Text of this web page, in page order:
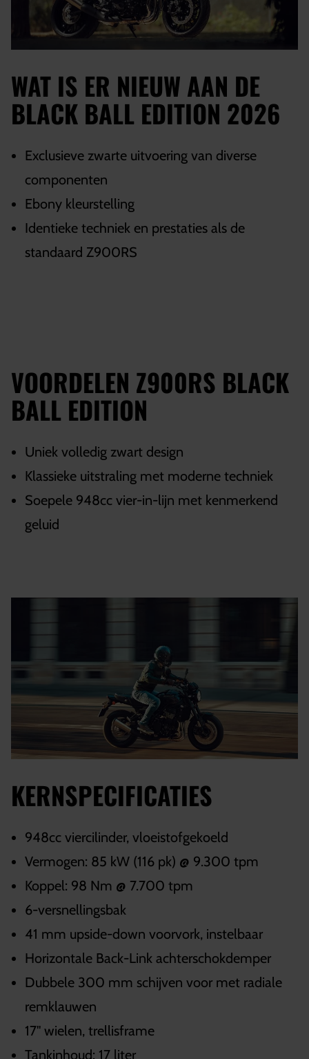
WAT IS ER NIEUW AAN DE
BLACK BALL EDITION 2026
Exclusieve zwarte uitvoering van diverse
componenten
Ebony kleurstelling
Identieke techniek en prestaties als de
standaard Z900RS
VOORDELEN Z900RS BLACK
BALL EDITION
Uniek volledig zwart design
Klassieke uitstraling met moderne techniek
Soepele 948cc vier-in-lijn met kenmerkend
geluid
KERNSPECIFICATIES
948cc viercilinder, vloeistofgekoeld
Vermogen: 85 kW (116 pk) @ 9.300 tpm
Koppel: 98 Nm @ 7.700 tpm
6-versnellingsbak
41 mm upside-down voorvork, instelbaar
Horizontale Back-Link achterschokdemper
Dubbele 300 mm schijven voor met radiale
remklauwen
17" wielen, trellisframe
Tankinhoud: 17 liter